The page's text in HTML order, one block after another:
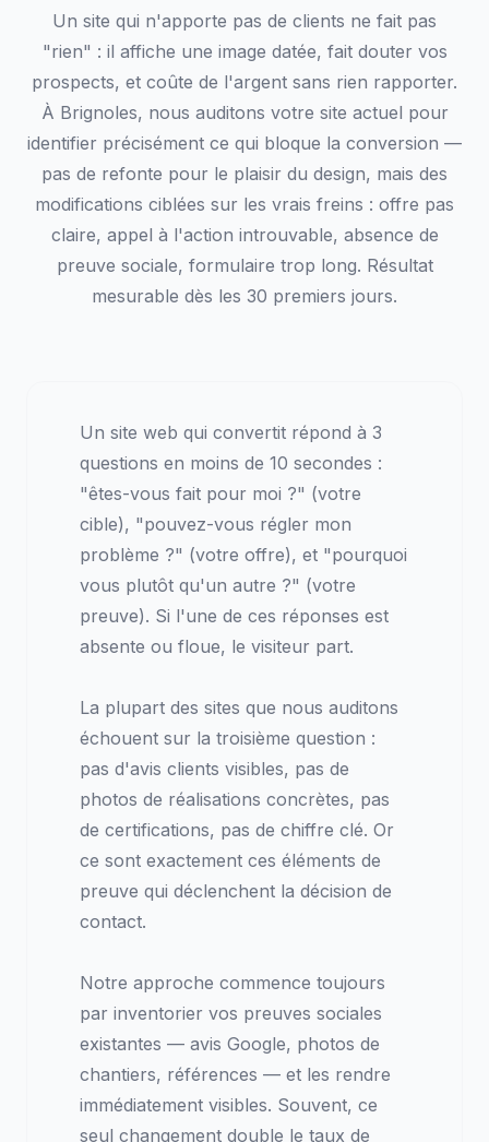
Un site qui n'apporte pas de clients ne fait pas
"rien" : il affiche une image datée, fait douter vos
prospects, et coûte de l'argent sans rien rapporter.
À Brignoles, nous auditons votre site actuel pour
identifier précisément ce qui bloque la conversion —
pas de refonte pour le plaisir du design, mais des
modifications ciblées sur les vrais freins : offre pas
claire, appel à l'action introuvable, absence de
preuve sociale, formulaire trop long. Résultat
mesurable dès les 30 premiers jours.
Un site web qui convertit répond à 3
questions en moins de 10 secondes :
"êtes-vous fait pour moi ?" (votre
cible), "pouvez-vous régler mon
problème ?" (votre offre), et "pourquoi
vous plutôt qu'un autre ?" (votre
preuve). Si l'une de ces réponses est
absente ou floue, le visiteur part.
La plupart des sites que nous auditons
échouent sur la troisième question :
pas d'avis clients visibles, pas de
photos de réalisations concrètes, pas
de certifications, pas de chiffre clé. Or
ce sont exactement ces éléments de
preuve qui déclenchent la décision de
contact.
Notre approche commence toujours
par inventorier vos preuves sociales
existantes — avis Google, photos de
chantiers, références — et les rendre
immédiatement visibles. Souvent, ce
seul changement double le taux de